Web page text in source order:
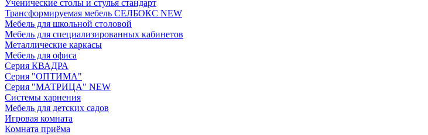
Ученические столы и стулья стандарт
Трансформируемая мебель СЕЛБОКС NEW
Мебель для школьной столовой
Мебель для специализированных кабинетов
Металлические каркасы
Мебель для офиса
Серия КВАДРА
Серия "ОПТИМА"
Серия "МАТРИЦА" NEW
Системы харнения
Мебель для детских садов
Игровая комната
Комната приёма